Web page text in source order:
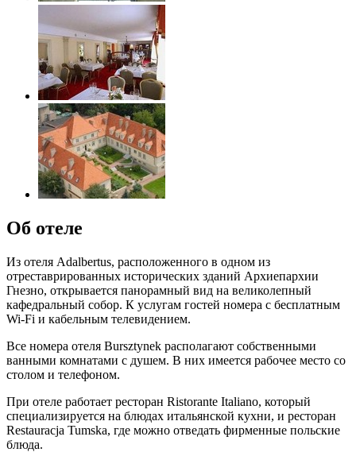
Об отеле
Из отеля Adalbertus, расположенного в одном из
отреставрированных исторических зданий Архиепархии
Гнезно, открывается панорамный вид на великолепный
кафедральный собор. К услугам гостей номера с бесплатным
Wi-Fi и кабельным телевидением.
Все номера отеля Bursztynek располагают собственными
ванными комнатами с душем. В них имеется рабочее место со
столом и телефоном.
При отеле работает ресторан Ristorante Italiano, который
специализируется на блюдах итальянской кухни, и ресторан
Restauracja Tumska, где можно отведать фирменные польские
блюда.